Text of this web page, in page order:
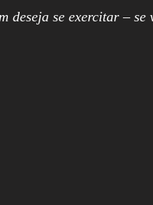
deseja se exercitar –